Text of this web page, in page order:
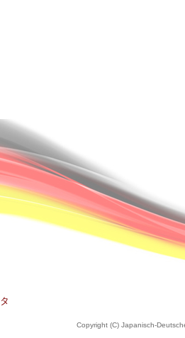
Copyright (C) Japanisch-